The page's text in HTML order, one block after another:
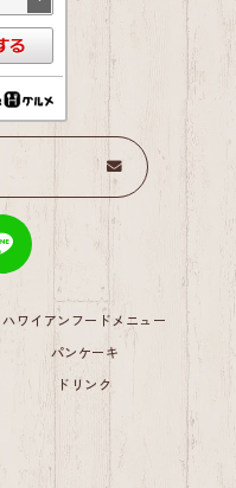
ハワイアンフードメニュー
パンケーキ
ドリンク